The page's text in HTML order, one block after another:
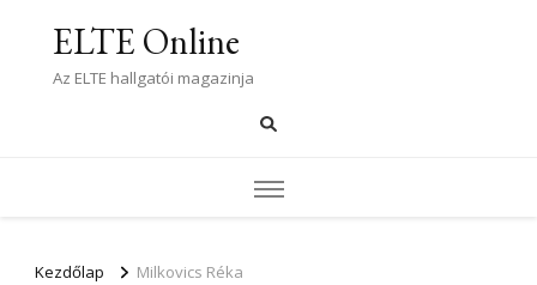
ELTE Online
Az ELTE hallgatói magazinja
Kezdőlap Milkovics Réka